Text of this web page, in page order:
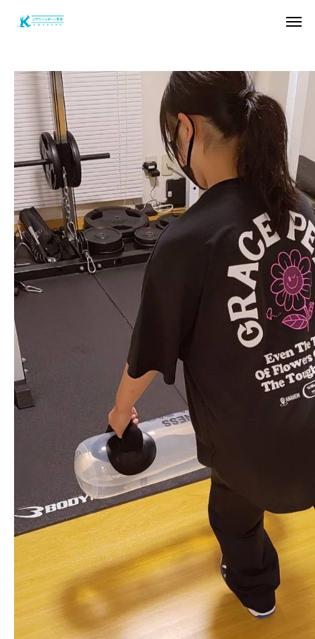
お問い合わせ
アクセス
お客様の声
トップページ
ごあいさつ
整体
パーソナルトレーニング
お客様の声
STAFF
問い合わせ